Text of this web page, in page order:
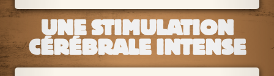
UNE STIMULATION
CÉRÉBRALE INTENSE